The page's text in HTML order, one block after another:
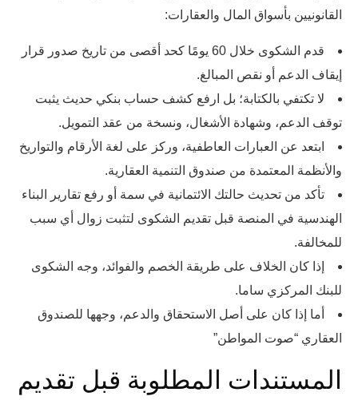
القانونيين بأسواق المال والعقارات:
قدم الشكوى خلال 60 يومًا كحد أقصى من تاريخ صدور قرار
إيقاف الدعم أو نقص المبالغ.
لا تكتفي بالكتابة؛ بل ارفع كشف حساب بنكي حديث يثبت
توقف الدعم، وشهادة الأشغال، ونسخة من عقد التمويل.
ابتعد عن العبارات العاطفية، وركز على لغة الأرقام والتواريخ
والأنظمة المعتمدة من صندوق التنمية العقارية.
تأكد من تحديث حالتك الائتمانية في سمة أو رفع تقارير البناء
الهندسية في المنصة قبل تقديم الشكوى لتثبت زوال أي سبب
للمخالفة.
إذا كان الخلاف على طريقة الخصم والفوائد، وجه الشكوى
للبنك المركزي ساما.
أما إذا كان على أصل الاستحقاق والدعم، وجهها للصندوق
العقاري “صوت المواطن”
المستندات المطلوبة قبل تقديم